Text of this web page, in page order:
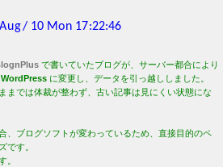
で書いていたブログが、サーバー都合により
WordPress に変更し、データを引っ越ししました。
までは体裁が整わず、古い記事は見にくい状態にな
、ブログソフトが変わっているため、直接目的のペ
です。
。